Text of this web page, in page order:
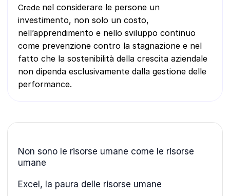
Crede nel considerare le persone un
investimento, non solo un costo,
nell’apprendimento e nello sviluppo continuo
come prevenzione contro la stagnazione e nel
fatto che la sostenibilità della crescita aziendale
non dipenda esclusivamente dalla gestione delle
performance.
Non sono le risorse umane come le risorse
umane
Excel, la paura delle risorse umane